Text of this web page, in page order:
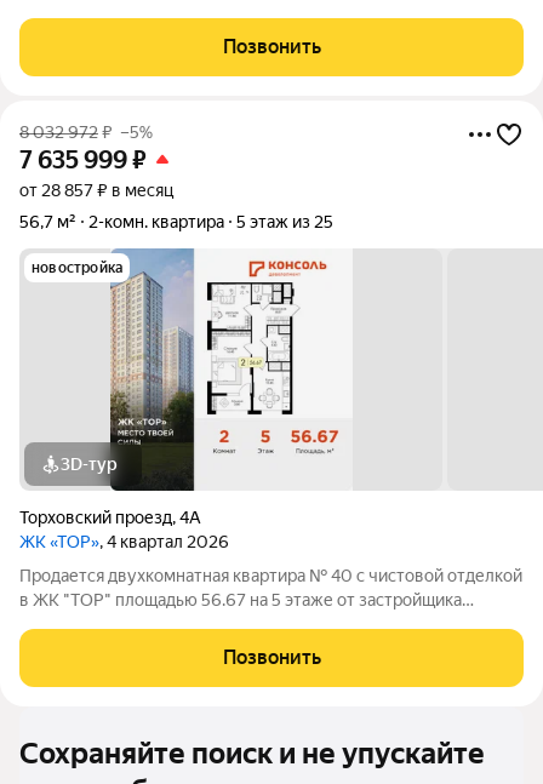
присвоен повышенный уровень комфортности комфорт плюс.
Он подразумевает светлые просторные
Позвонить
8 032 972₽ –5%
7 635 999₽
от 28 857 ₽ в месяц
56,7 м²
2-комн. квартира 5 этаж из 25
новостройка
3D-тур
Торховский проезд,4А
ЖК «ТОР», 4 квартал 2026
Продается двухкомнатная квартира № 40 с чистовой отделкой
в ЖК "ТОР" площадью 56.67 на 5 этаже от застройщика
повышенный уровень комфортности комфорт плюс. Он
подразумевает светлые просторные
Позвонить
Сохраняйте поиск и не упускайте